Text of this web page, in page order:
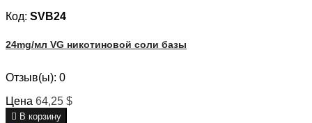
Код: SVB24
24mg/мл VG никотиновой соли базы
Отзыв(ы): 0
Цена 64,25 $
 В корзину